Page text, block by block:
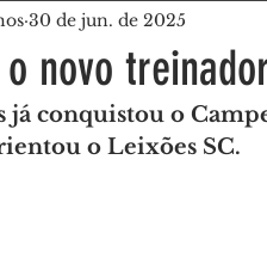
Custóias Leça do Balio
Lavra Santa Cruz do
novo
30 de jun. de 2025
já conquistou o
o Leixões SC.